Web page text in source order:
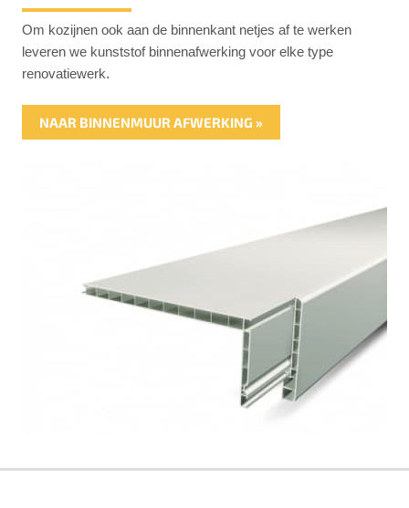
Om kozijnen ook aan de binnenkant netjes af te werken
leveren we kunststof binnenafwerking voor elke type
renovatiewerk.
NAAR BINNENMUUR AFWERKING »